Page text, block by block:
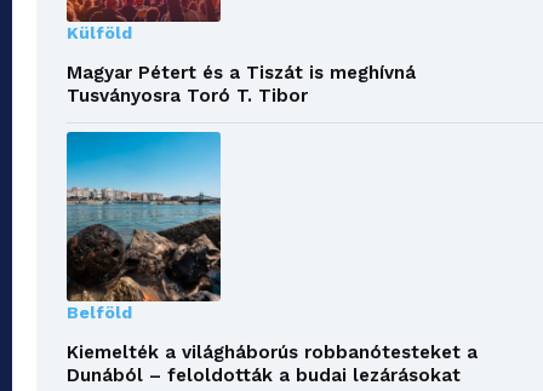
Külföld
Magyar Pétert és a Tiszát is meghívná
Tusványosra Toró T. Tibor
Belföld
Kiemelték a világháborús robbanótesteket a
Dunából – feloldották a budai lezárásokat